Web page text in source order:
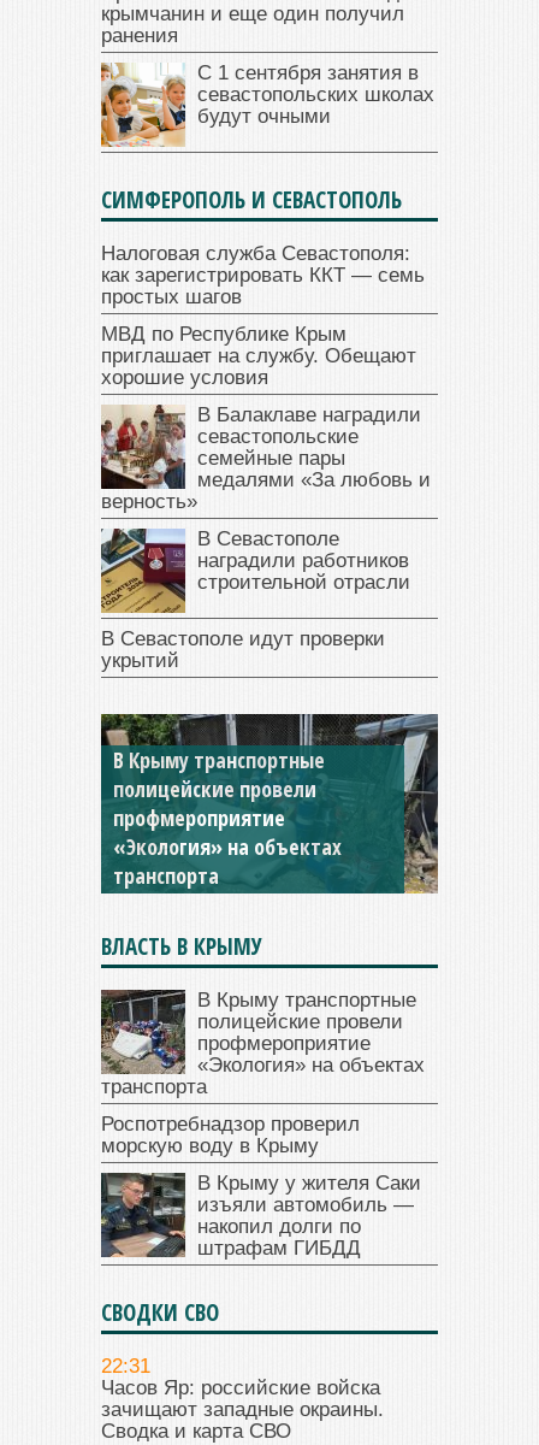
крымчанин и еще один получил
ранения
С 1 сентября занятия в
севастопольских школах
будут очными
СИМФЕРОПОЛЬ И СЕВАСТОПОЛЬ
Налоговая служба Севастополя:
как зарегистрировать ККТ — семь
простых шагов
МВД по Республике Крым
приглашает на службу. Обещают
хорошие условия
В Балаклаве наградили
севастопольские
семейные пары
медалями «За любовь и
верность»
В Севастополе
наградили работников
строительной отрасли
В Севастополе идут проверки
укрытий
В Крыму транспортные
полицейские провели
профмероприятие
«Экология» на объектах
транспорта
Роспотребнадзор проверил
морскую воду в Крыму
ВЛАСТЬ В КРЫМУ
В Крыму транспортные
полицейские провели
профмероприятие
«Экология» на объектах
транспорта
Роспотребнадзор проверил
морскую воду в Крыму
В Крыму у жителя Саки
изъяли автомобиль —
накопил долги по
штрафам ГИБДД
СВОДКИ СВО
22:31
Часов Яр: российские войска
зачищают западные окраины.
Сводка и карта СВО